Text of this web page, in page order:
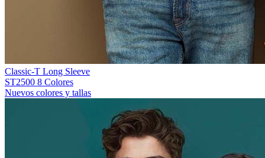
Classic-T Long Sleeve
ST2500 8 Colores
Nuevos colores y tallas